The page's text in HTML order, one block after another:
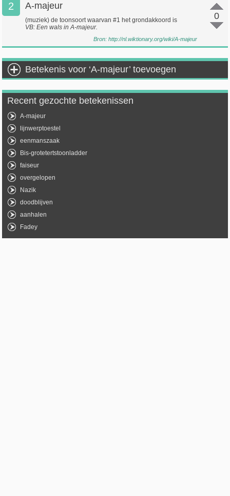
2
0
A-majeur
(muziek) de toonsoort waarvan #1 het grondakkoord is
VB: Een wals in A-majeur.
Bron: http://nl.wiktionary.org/wiki/A-majeur
Betekenis voor ‘A-majeur’ toevoegen
Recent gezochte betekenissen
A-majeur
lijnwerptoestel
eenmanszaak
Bis-grotetertstoonladder
faiseur
overgelopen
Nazik
doodblijven
aanhalen
Fadey